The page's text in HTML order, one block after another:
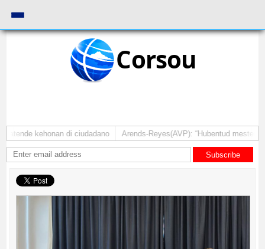
Corsou
kehonan di ciudadano Arends-Reyes(AVP): “Hubentud mester
Subscribe